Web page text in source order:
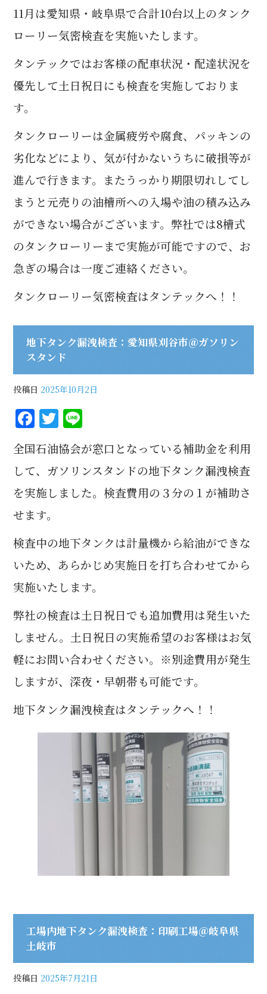
11月は愛知県・岐阜県で合計10台以上のタンク
ローリー気密検査を実施いたします。
タンテックではお客様の配車状況・配達状況を
優先して土日祝日にも検査を実施しておりま
す。
タンクローリーは金属疲労や腐食、パッキンの
劣化などにより、気が付かないうちに破損等が
進んで行きます。またうっかり期限切れしてし
まうと元売りの油槽所への入場や油の積み込み
ができない場合がございます。弊社では8槽式
のタンクローリーまで実施が可能ですので、お
急ぎの場合は一度ご連絡ください。
タンクローリー気密検査はタンテックへ！！
地下タンク漏洩検査：愛知県刈谷市＠ガソリン
スタンド
投稿日 2025年10月2日
F
a
c
e
b
o
o
k
T
w
it
te
r
n
e
全国石油協会が窓口となっている補助金を利用
して、ガソリンスタンドの地下タンク漏洩検査
を実施しました。検査費用の３分の１が補助さ
せます。
検査中の地下タンクは計量機から給油ができな
いため、あらかじめ実施日を打ち合わせてから
実施いたします。
弊社の検査は土日祝日でも追加費用は発生いた
しません。土日祝日の実施希望のお客様はお気
軽にお問い合わせください。※別途費用が発生
しますが、深夜・早朝帯も可能です。
地下タンク漏洩検査はタンテックへ！！
工場内地下タンク漏洩検査：印刷工場＠岐阜県
土岐市
投稿日 2025年7月21日